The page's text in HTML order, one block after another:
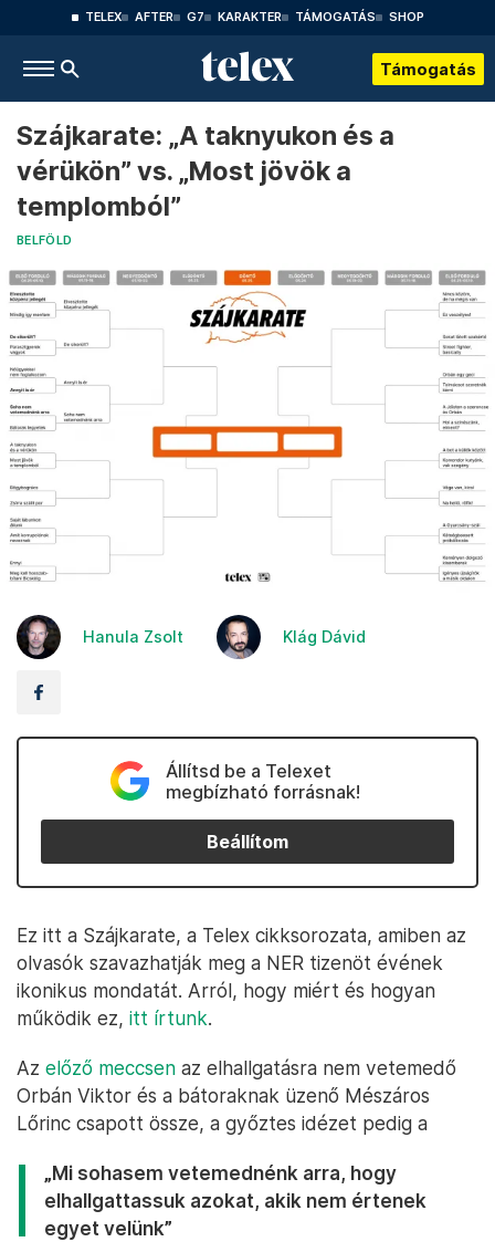
TELEX AFTER G7 KARAKTER TÁMOGATÁS SHOP
Támogatás
Szájkarate: „A taknyukon és a
vérükön” vs. „Most jövök a
templomból”
BELFÖLD
Hanula Zsolt Klág Dávid
Állítsd be a Telexet
megbízható forrásnak!
Beállítom
Ez itt a Szájkarate, a Telex cikksorozata, amiben az
olvasók szavazhatják meg a NER tizenöt évének
ikonikus mondatát. Arról, hogy miért és hogyan
működik ez, itt írtunk.
Az előző meccsen az elhallgatásra nem vetemedő
Orbán Viktor és a bátoraknak üzenő Mészáros
Lőrinc csapott össze, a győztes idézet pedig a
„Mi sohasem vetemednénk arra, hogy
elhallgattassuk azokat, akik nem értenek
egyet velünk”